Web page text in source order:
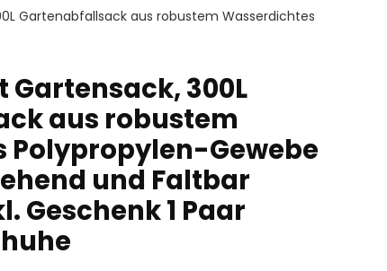
Gartenabfallsack aus robustem Wasserdichtes
Gartensack, 300L
aus robustem
Polypropylen-Gewebe
und Faltbar
Geschenk 1 Paar